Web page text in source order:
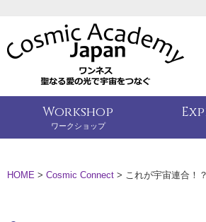
Workshop
ワークショップ
HOME > Cosmic Connect > これが宇宙連合！